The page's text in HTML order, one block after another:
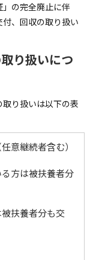
の完全廃止に伴
、回収の取り扱い
り扱いにつ
り扱いは以下の表
意継続者含む）
方は被扶養者分
扶養者分も交